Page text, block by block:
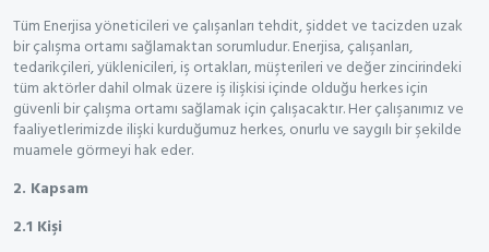
Tüm Enerjisa yöneticileri ve çalışanları tehdit, şiddet ve tacizden uzak
bir çalışma ortamı sağlamaktan sorumludur. Enerjisa, çalışanları,
tedarikçileri, yüklenicileri, iş ortakları, müşterileri ve değer zincirindeki
tüm aktörler dahil olmak üzere iş ilişkisi içinde olduğu herkes için
güvenli bir çalışma ortamı sağlamak için çalışacaktır. Her çalışanımız ve
faaliyetlerimizde ilişki kurduğumuz herkes, onurlu ve saygılı bir şekilde
muamele görmeyi hak eder.
2. Kapsam
2.1 Kişi